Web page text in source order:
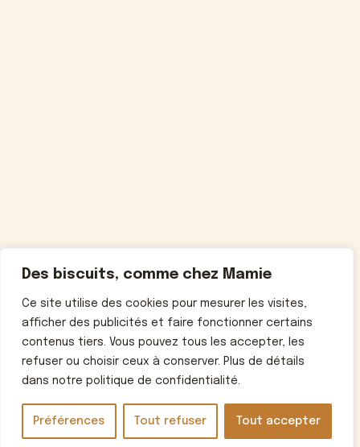
Des biscuits, comme chez Mamie
Ce site utilise des cookies pour mesurer les visites,
afficher des publicités et faire fonctionner certains
contenus tiers. Vous pouvez tous les accepter, les
refuser ou choisir ceux à conserver. Plus de détails
dans notre politique de confidentialité.
Préférences Tout refuser Tout accepter